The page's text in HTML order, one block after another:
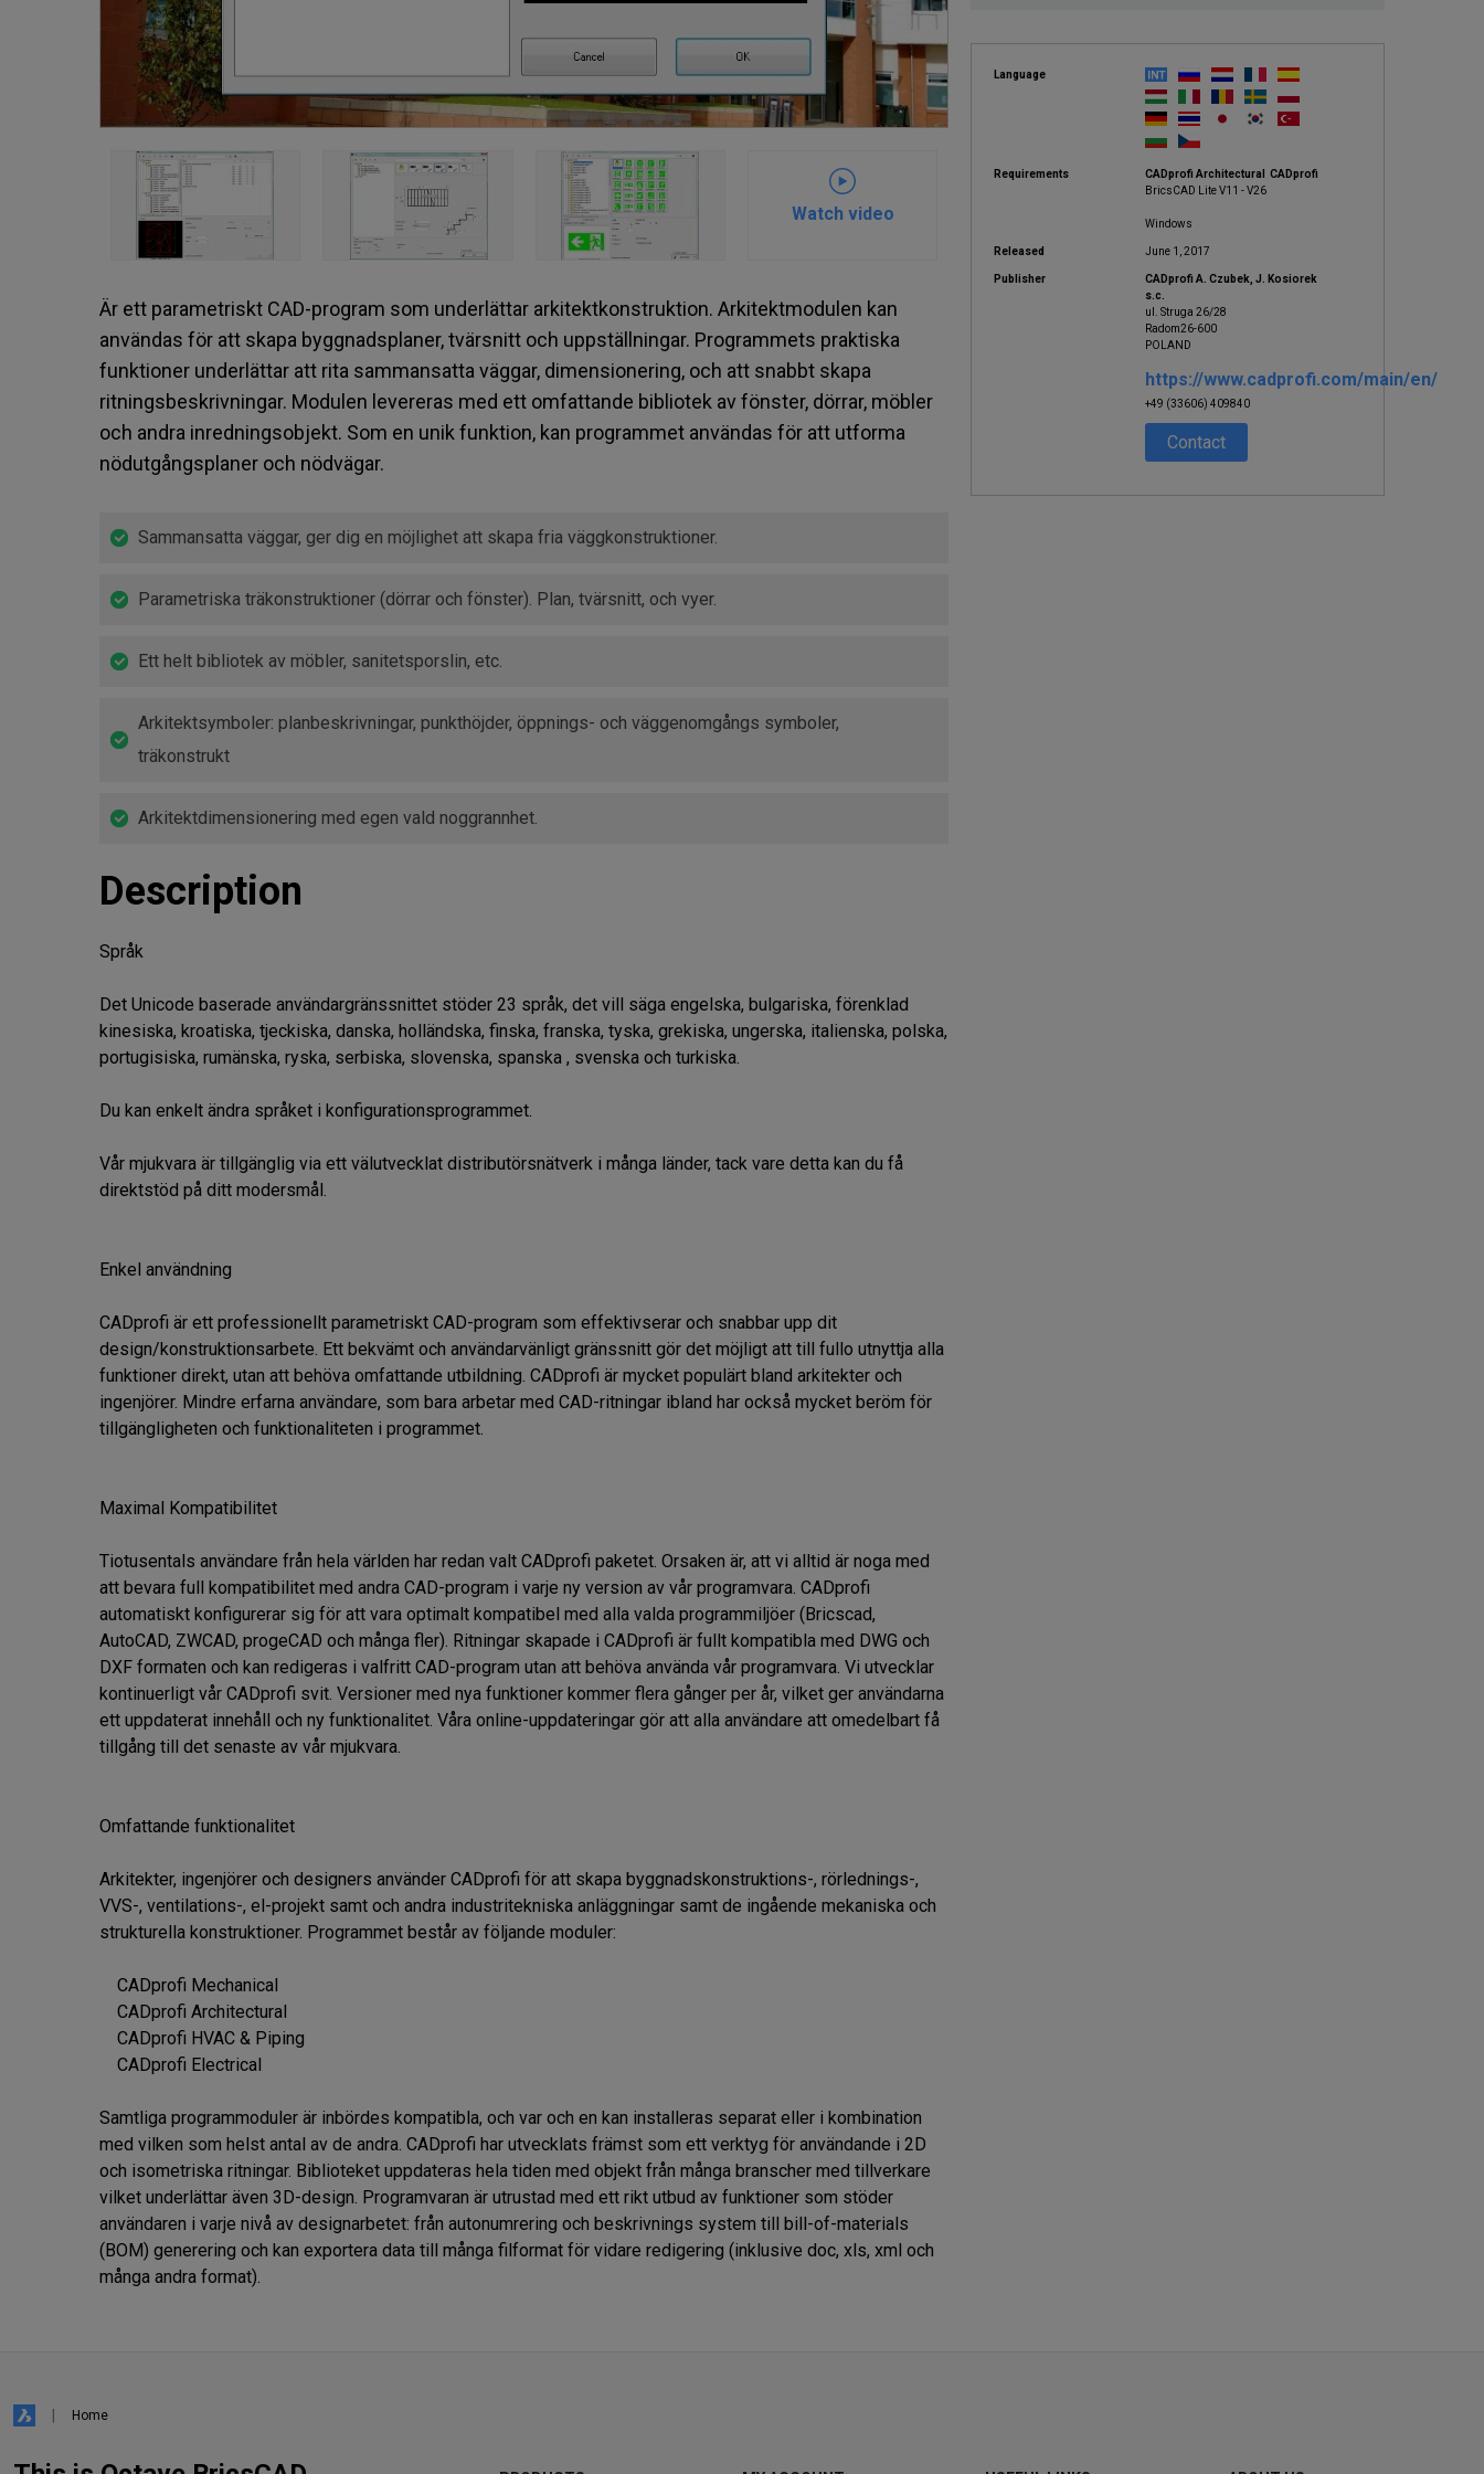
Watch video
Är ett parametriskt CAD-program som underlättar arkitektkonstruktion. Arkitektmodulen kan
användas för att skapa byggnadsplaner, tvärsnitt och uppställningar. Programmets praktiska
funktioner underlättar att rita sammansatta väggar, dimensionering, och att snabbt skapa
ritningsbeskrivningar. Modulen levereras med ett omfattande bibliotek av fönster, dörrar, möbler
och andra inredningsobjekt. Som en unik funktion, kan programmet användas för att utforma
nödutgångsplaner och nödvägar.
Sammansatta väggar, ger dig en möjlighet att skapa fria väggkonstruktioner.
Parametriska träkonstruktioner (dörrar och fönster). Plan, tvärsnitt, och vyer.
Ett helt bibliotek av möbler, sanitetsporslin, etc.
Arkitektsymboler: planbeskrivningar, punkthöjder, öppnings- och väggenomgångs symboler,
träkonstrukt
Arkitektdimensionering med egen vald noggrannhet.
Description
Språk
Det Unicode baserade användargränssnittet stöder 23 språk, det vill säga engelska, bulgariska, förenklad
kinesiska, kroatiska, tjeckiska, danska, holländska, finska, franska, tyska, grekiska, ungerska, italienska, polska,
portugisiska, rumänska, ryska, serbiska, slovenska, spanska , svenska och turkiska.
Du kan enkelt ändra språket i konfigurationsprogrammet.
Vår mjukvara är tillgänglig via ett välutvecklat distributörsnätverk i många länder, tack vare detta kan du få
direktstöd på ditt modersmål.
Enkel användning
CADprofi är ett professionellt parametriskt CAD-program som effektivserar och snabbar upp dit
design/konstruktionsarbete. Ett bekvämt och användarvänligt gränssnitt gör det möjligt att till fullo utnyttja alla
funktioner direkt, utan att behöva omfattande utbildning. CADprofi är mycket populärt bland arkitekter och
ingenjörer. Mindre erfarna användare, som bara arbetar med CAD-ritningar ibland har också mycket beröm för
tillgängligheten och funktionaliteten i programmet.
Maximal Kompatibilitet
Tiotusentals användare från hela världen har redan valt CADprofi paketet. Orsaken är, att vi alltid är noga med
att bevara full kompatibilitet med andra CAD-program i varje ny version av vår programvara. CADprofi
automatiskt konfigurerar sig för att vara optimalt kompatibel med alla valda programmiljöer (Bricscad,
AutoCAD, ZWCAD, progeCAD och många fler). Ritningar skapade i CADprofi är fullt kompatibla med DWG och
DXF formaten och kan redigeras i valfritt CAD-program utan att behöva använda vår programvara. Vi utvecklar
kontinuerligt vår CADprofi svit. Versioner med nya funktioner kommer flera gånger per år, vilket ger användarna
ett uppdaterat innehåll och ny funktionalitet. Våra online-uppdateringar gör att alla användare att omedelbart få
tillgång till det senaste av vår mjukvara.
Omfattande funktionalitet
Arkitekter, ingenjörer och designers använder CADprofi för att skapa byggnadskonstruktions-, rörlednings-,
VVS-, ventilations-, el-projekt samt och andra industritekniska anläggningar samt de ingående mekaniska och
strukturella konstruktioner. Programmet består av följande moduler:
Samtliga programmoduler är inbördes kompatibla, och var och en kan installeras separat eller i kombination
med vilken som helst antal av de andra. CADprofi har utvecklats främst som ett verktyg för användande i 2D
och isometriska ritningar. Biblioteket uppdateras hela tiden med objekt från många branscher med tillverkare
vilket underlättar även 3D-design. Programvaran är utrustad med ett rikt utbud av funktioner som stöder
användaren i varje nivå av designarbetet: från autonumrering och beskrivnings system till bill-of-materials
(BOM) generering och kan exportera data till många filformat för vidare redigering (inklusive doc, xls, xml och
många andra format).
Language
Requirements
CADprofi Architectural CADprofi
BricsCAD Lite V11 - V26
Windows
Released June 1, 2017
Publisher
CADprofi A. Czubek, J. Kosiorek
s.c.
ul. Struga 26/28
Radom26-600
POLAND
https://www.cadprofi.com/main/en/
+49 (33606) 409840
Contact
Home